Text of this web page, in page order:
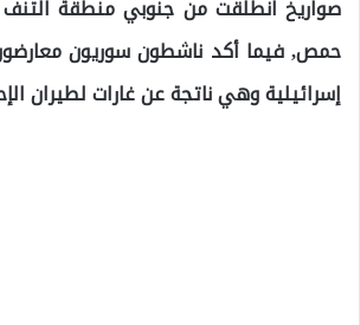
صواريخ انطلقت من جنوبي منطقة التنف
حمص, فيما أكد ناشطون سوريون
إسرائيلية وهي ناتجة عن غارات لطيران